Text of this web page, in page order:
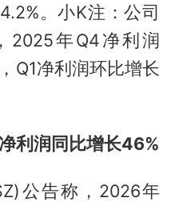
。小K注：公司
2025年Q4净利润
Q1净利润环比增长
利润同比增长46%
公告称，2026年